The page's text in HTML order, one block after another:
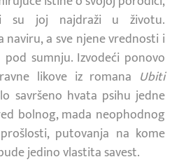
su joj najdraži u životu.
naviru, a sve njene vrednosti i
sumnju. Izvodeći ponovo
likove iz romana Ubiti
savršeno hvata psihu jedne
bolnog, mada neophodnog
putovanja na kome
jedino vlastita savest.